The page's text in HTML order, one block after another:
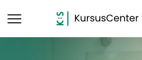
Toggle